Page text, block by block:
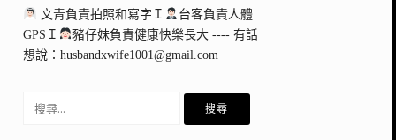
文青負責拍照和寫字Ｉ
台客負責人體
GPSＩ
豬仔妹負責健康快樂長大 ---- 有話
想說： husbandxwife1001@gmail.com